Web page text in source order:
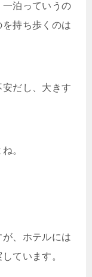
泊っていうの
持ち歩くのは
だし、大きす
。
、ホテルには
ています。